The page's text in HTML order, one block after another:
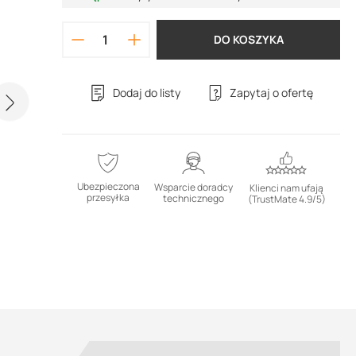
DO KOSZYKA
Dodaj do listy Zapytaj o ofertę
Ubezpieczona
przesyłka
Wsparcie doradcy
technicznego
Klienci nam ufają
(TrustMate 4.9/5)